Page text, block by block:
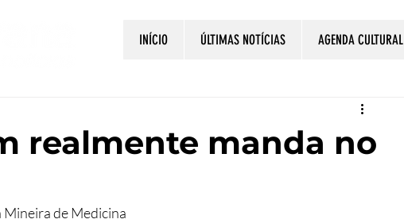
INÍCIO ÚLTIMAS NOTÍCIAS AGENDA CULTURAL
realmente manda no
Mineira de Medicina